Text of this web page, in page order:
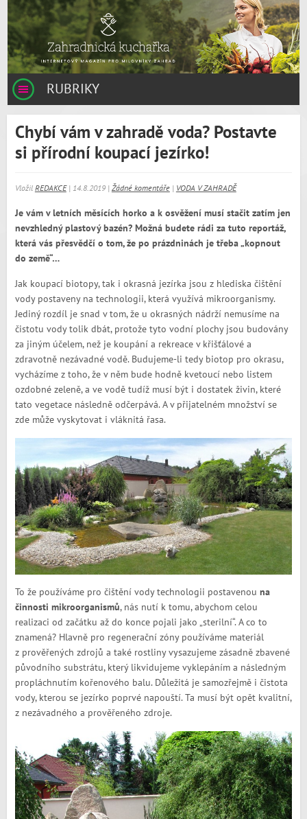
RUBRIKY
Chybí vám v zahradě voda? Postavte
si přírodní koupací jezírko!
Vložil REDAKCE| 14.8.2019 | Žádné komentáře| VODA V ZAHRADĚ
Je vám v letních měsících horko a k osvěžení musí stačit zatím jen
nevzhledný plastový bazén? Možná budete rádi za tuto reportáž,
která vás přesvědčí o tom, že po prázdninách je třeba „kopnout
do země“…
Jak koupací biotopy, tak i okrasná jezírka jsou z hlediska čištění
vody postaveny na technologii, která využívá mikroorganismy.
Jediný rozdíl je snad v tom, že u okrasných nádrží nemusíme na
čistotu vody tolik dbát, protože tyto vodní plochy jsou budovány
za jiným účelem, než je koupání a rekreace v křišťálové a
zdravotně nezávadné vodě. Budujeme-li tedy biotop pro okrasu,
vycházíme z toho, že v něm bude hodně kvetoucí nebo listem
ozdobné zeleně, a ve vodě tudíž musí být i dostatek živin, které
tato vegetace následně odčerpává. A v přijatelném množství se
zde může vyskytovat i vláknitá řasa.
To že používáme pro čištění vody technologii postavenou na
činnosti mikroorganismů, nás nutí k tomu, abychom celou
realizaci od začátku až do konce pojali jako „sterilní“. A co to
znamená? Hlavně pro regenerační zóny používáme materiál
z prověřených zdrojů a také rostliny vysazujeme zásadně zbavené
původního substrátu, který likvidujeme vyklepáním a následným
propláchnutím kořenového balu. Důležitá je samozřejmě i čistota
vody, kterou se jezírko poprvé napouští. Ta musí být opět kvalitní,
z nezávadného a prověřeného zdroje.